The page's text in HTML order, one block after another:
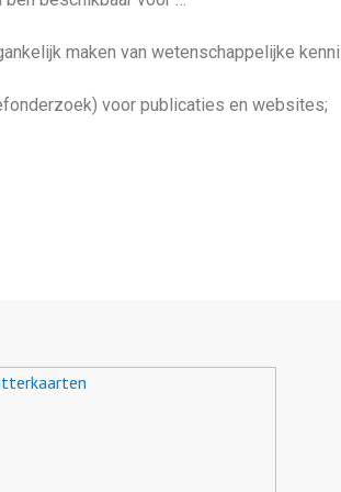
maken van wetenschappelijke
voor publicaties en websites;